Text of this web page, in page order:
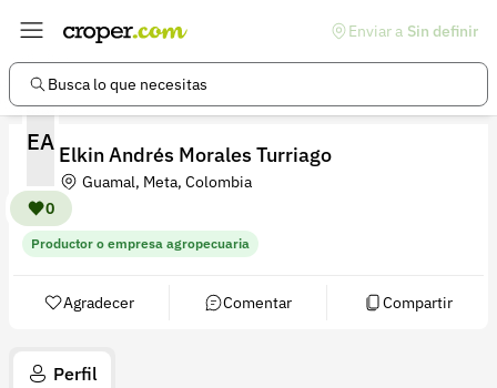
Enviar a Sin definir
Busca lo que necesitas
EA
0
Elkin Andrés Morales Turriago
Guamal, Meta, Colombia
Productor o empresa agropecuaria
Agradecer Comentar Compartir
Perfil
Enlaces de interés
Preguntas frecuentes
Información legal
Términos y condiciones
Política de devoluciones
Cuenta